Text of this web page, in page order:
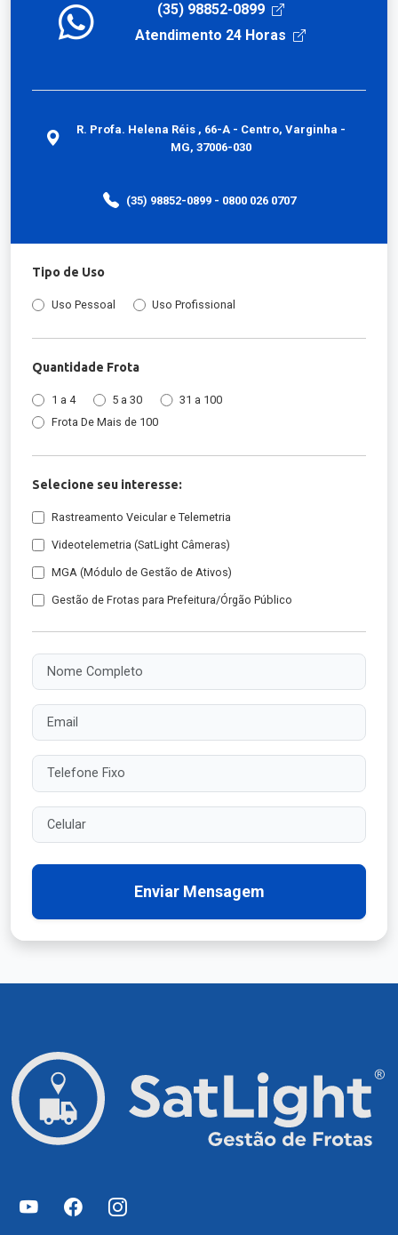
(35) 98852-0899
Atendimento 24 Horas
R. Profa. Helena Réis , 66-A - Centro, Varginha -
MG, 37006-030
(35) 98852-0899 - 0800 026 0707
Tipo de Uso
Uso Pessoal Uso Profissional
Quantidade Frota
1 a 4 5 a 30
31 a 100
Frota De Mais de 100
Selecione seu interesse:
Rastreamento Veicular e Telemetria
Videotelemetria (SatLight Câmeras)
MGA (Módulo de Gestão de Ativos)
Gestão de Frotas para Prefeitura/Órgão Público
Nome Completo
Email
Telefone Fixo
Celular
Enviar Mensagem